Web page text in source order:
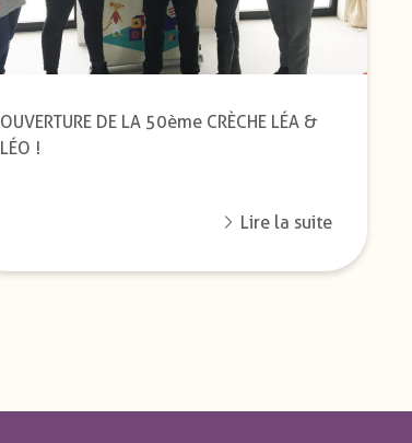
OUVERTURE DE LA 50ème CRÈCHE LÉA &
LÉO !
Lire la suite